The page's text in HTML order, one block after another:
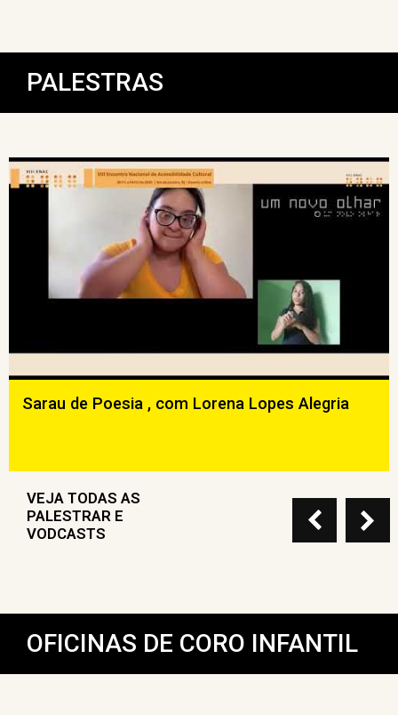
PALESTRAS
Sarau de Poesia , com Lorena Lopes Alegria
VEJA TODAS AS
PALESTRAR E
VODCASTS
OFICINAS DE CORO INFANTIL